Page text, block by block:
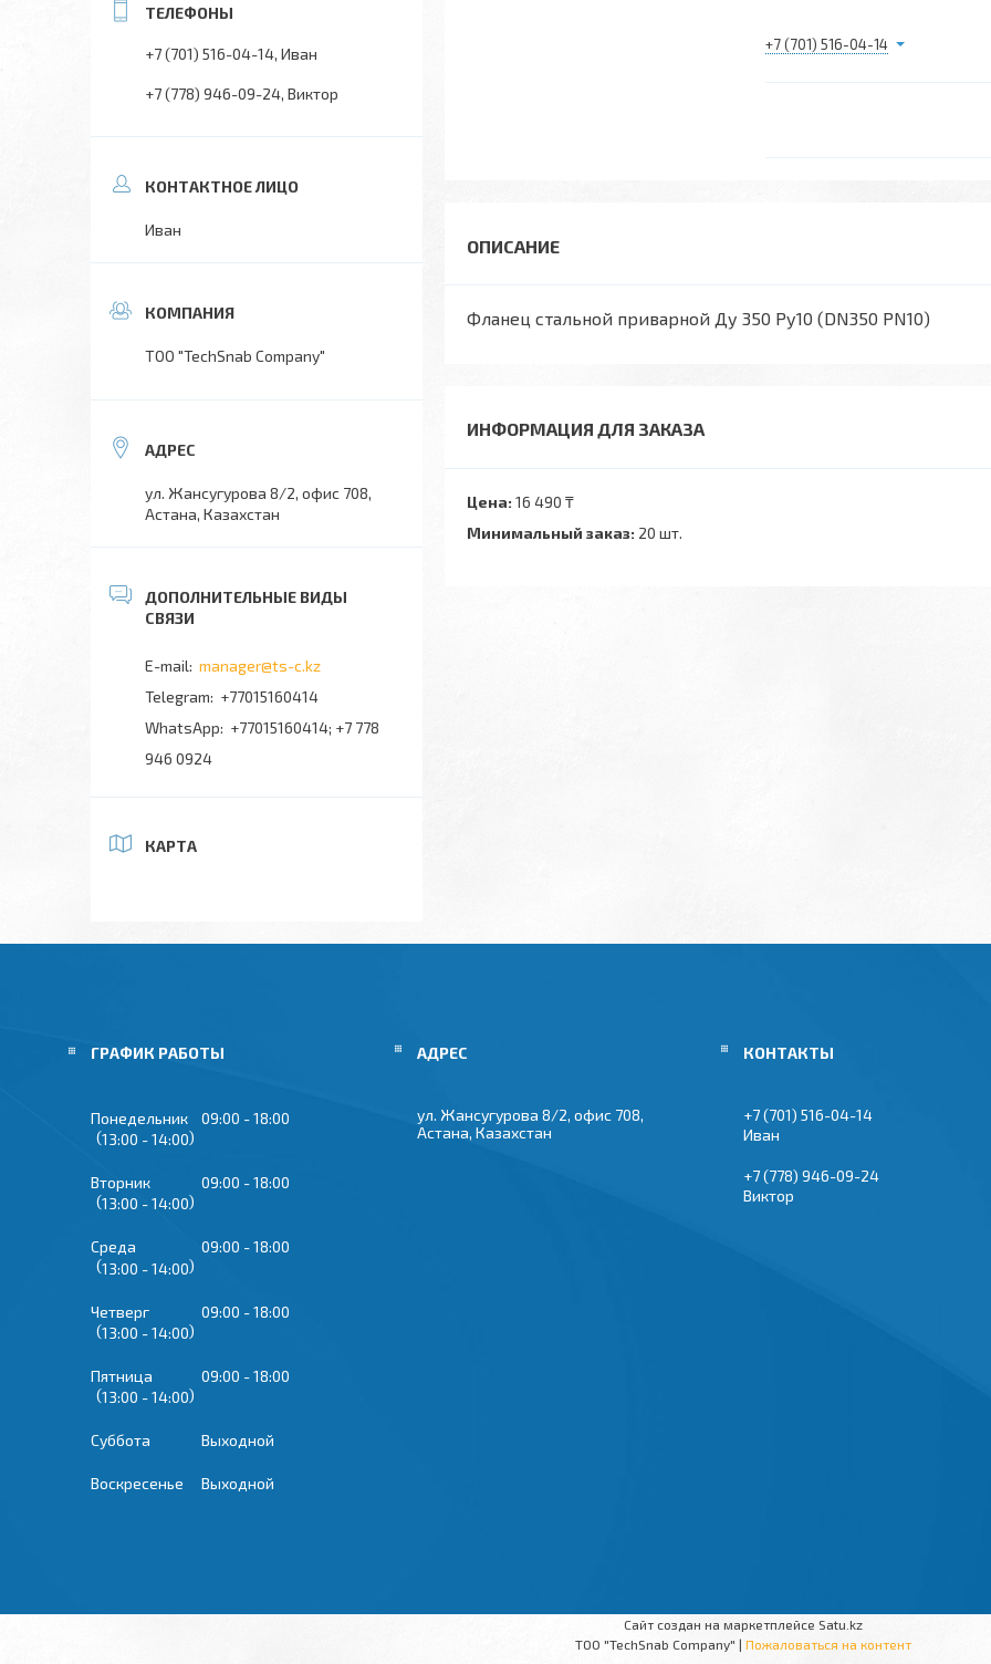
+7 (701) 516-04-14
Фланец стальной приварной Ду 350 Ру10 (DN350 PN10)
ИНФОРМАЦИЯ ДЛЯ ЗАКАЗА
Цена: 16 490 ₸
Минимальный заказ: 20 шт.
+7 (701) 516-04-14 Иван
+7 (778) 946-09-24 Виктор
Иван
TOO "TechSnab Company"
ул. Жансугурова 8/2, офис 708,
Астана, Казахстан
manager@ts-c.kz
+77015160414
+77015160414; +7 778
946 0924
КАРТА
ГРАФИК РАБОТЫ
Понедельник 09:00
18:00
13:00
14:00
Вторник 09:00
18:00
13:00
14:00
Среда 09:00
18:00
13:00
14:00
Четверг 09:00
18:00
13:00
14:00
Пятница 09:00
18:00
13:00
14:00
Суббота Выходной
Воскресенье Выходной
ул. Жансугурова 8/2, офис 708,
Астана, Казахстан
+7 (701) 516-04-14
Иван
+7 (778) 946-09-24
Виктор
Сайт создан на маркетплейсе Satu.kz
TOO "TechSnab Company" | Пожаловаться на контент